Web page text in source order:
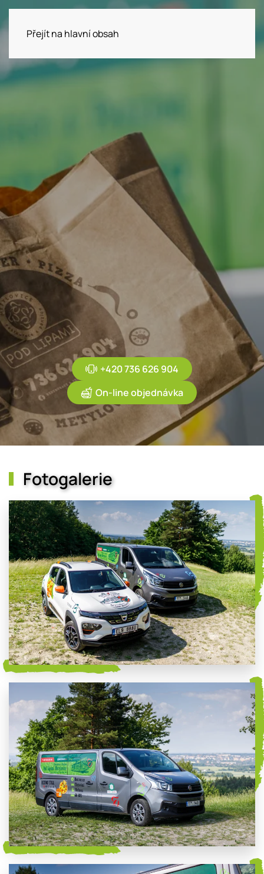
Přejít na hlavní obsah
+420 736 626 904
On-line objednávka
Fotogalerie